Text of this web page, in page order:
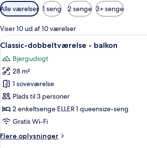
Tilgængelige
filtre
for
værelser
Alle værelser 1 seng 2 senge 3+ senge
Viser 10 ud af 10 værelser
Indlæs
alle
billeder
af
Classic-
dobbeltværelse
-
balkon
Et
8
Classic-dobbeltværelse - balkon
Bjergudsigt
28 m²
1 soveværelse
Plads til 3 personer
2 enkeltsenge ELLER 1 queensize-seng
Gratis Wi-Fi
Flere oplysninger
Flere